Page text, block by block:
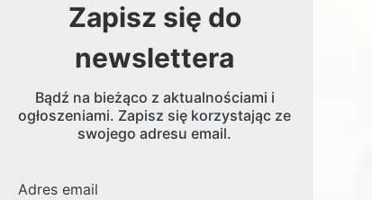
Zapisz się do
newslettera
Bądź na bieżąco z aktualnościami i
ogłoszeniami. Zapisz się korzystając ze
swojego adresu email.
Adres email